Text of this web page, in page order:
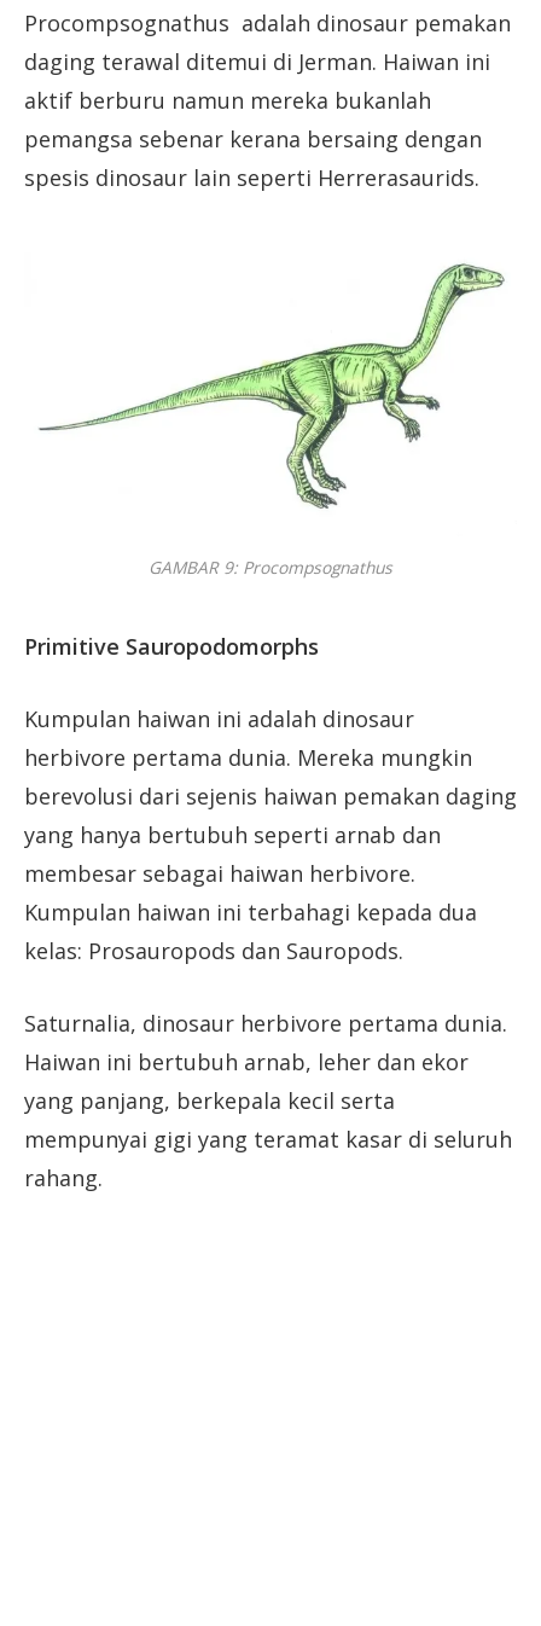
Procompsognathus adalah dinosaur pemakan
daging terawal ditemui di Jerman. Haiwan ini
aktif berburu namun mereka bukanlah
pemangsa sebenar kerana bersaing dengan
spesis dinosaur lain seperti Herrerasaurids.
GAMBAR 9: Procompsognathus
Primitive Sauropodomorphs
Kumpulan haiwan ini adalah dinosaur
herbivore pertama dunia. Mereka mungkin
berevolusi dari sejenis haiwan pemakan daging
yang hanya bertubuh seperti arnab dan
membesar sebagai haiwan herbivore.
Kumpulan haiwan ini terbahagi kepada dua
kelas: Prosauropods dan Sauropods.
Saturnalia, dinosaur herbivore pertama dunia.
Haiwan ini bertubuh arnab, leher dan ekor
yang panjang, berkepala kecil serta
mempunyai gigi yang teramat kasar di seluruh
rahang.